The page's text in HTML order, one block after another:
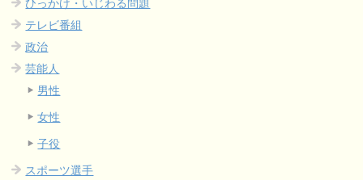
ひっかけ・いじわる問題
テレビ番組
政治
芸能人
男性
女性
子役
スポーツ選手